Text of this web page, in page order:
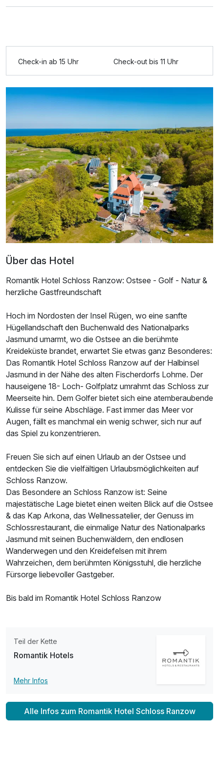
Ausstattung
Für 3 Tage
Doppelzimmer Komfort A
2 Erwachsene
Check-in ab 15 Uhr Check-out bis 11 Uhr
Über das Hotel
Romantik Hotel Schloss Ranzow: Ostsee - Golf - Natur &
herzliche Gastfreundschaft
Hoch im Nordosten der Insel Rügen, wo eine sanfte
Hügellandschaft den Buchenwald des Nationalparks
Jasmund umarmt, wo die Ostsee an die berühmte
Kreideküste brandet, erwartet Sie etwas ganz Besonderes:
Das Romantik Hotel Schloss Ranzow auf der Halbinsel
Jasmund in der Nähe des alten Fischerdorfs Lohme. Der
hauseigene 18- Loch- Golfplatz umrahmt das Schloss zur
Meerseite hin. Dem Golfer bietet sich eine atemberaubende
Kulisse für seine Abschläge. Fast immer das Meer vor
Augen, fällt es manchmal ein wenig schwer, sich nur auf
das Spiel zu konzentrieren.
Freuen Sie sich auf einen Urlaub an der Ostsee und
entdecken Sie die vielfältigen Urlaubsmöglichkeiten auf
Schloss Ranzow.
Das Besondere an Schloss Ranzow ist: Seine
majestätische Lage bietet einen weiten Blick auf die Ostsee
& das Kap Arkona, das Wellnessatelier, der Genuss im
Schlossrestaurant, die einmalige Natur des Nationalparks
Jasmund mit seinen Buchenwäldern, den endlosen
Wanderwegen und den Kreidefelsen mit ihrem
Wahrzeichen, dem berühmten Königsstuhl, die herzliche
Fürsorge liebevoller Gastgeber.
Bis bald im Romantik Hotel Schloss Ranzow
Teil der Kette
Romantik Hotels
Mehr Infos
Alle Infos zum Romantik Hotel Schloss Ranzow